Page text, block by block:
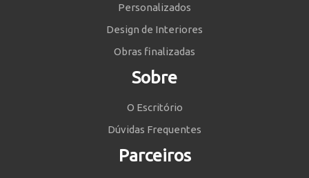
Personalizados
Design de Interiores
Obras finalizadas
Sobre
O Escritório
Dúvidas Frequentes
Parceiros